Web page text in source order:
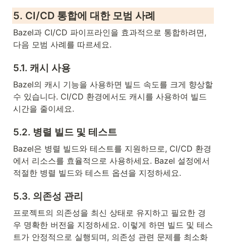
5. CI/CD 통합에 대한 모범 사례
Bazel과 CI/CD 파이프라인을 효과적으로 통합하려면,
다음 모범 사례를 따르세요.
5.1. 캐시 사용
Bazel의 캐시 기능을 사용하면 빌드 속도를 크게 향상할
수 있습니다. CI/CD 환경에서도 캐시를 사용하여 빌드
시간을 줄이세요.
5.2. 병렬 빌드 및 테스트
Bazel은 병렬 빌드와 테스트를 지원하므로, CI/CD 환경
에서 리소스를 효율적으로 사용하세요. Bazel 설정에서
적절한 병렬 빌드와 테스트 옵션을 지정하세요.
5.3. 의존성 관리
프로젝트의 의존성을 최신 상태로 유지하고 필요한 경
우 명확한 버전을 지정하세요. 이렇게 하면 빌드 및 테스
트가 안정적으로 실행되며, 의존성 관련 문제를 최소화